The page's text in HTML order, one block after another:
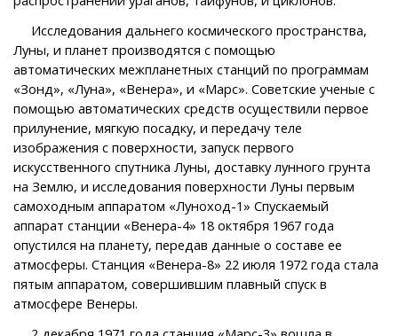
Исследования дальнего космического пространства,
Луны, и планет производятся с помощью
автоматических межпланетных станций по программам
«Зонд», «Луна», «Венера», и «Марс». Советские ученые с
помощью автоматических средств осуществили первое
прилунение, мягкую посадку, и передачу теле
изображения с поверхности, запуск первого
искусственного спутника Луны, доставку лунного грунта
на Землю, и исследования поверхности Луны первым
самоходным аппаратом «Луноход-1» Спускаемый
аппарат станции «Венера-4» 18 октября 1967 года
опустился на планету, передав данные о составе ее
атмосферы. Станция «Венера-8» 22 июля 1972 года стала
пятым аппаратом, совершившим плавный спуск в
атмосфере Венеры.